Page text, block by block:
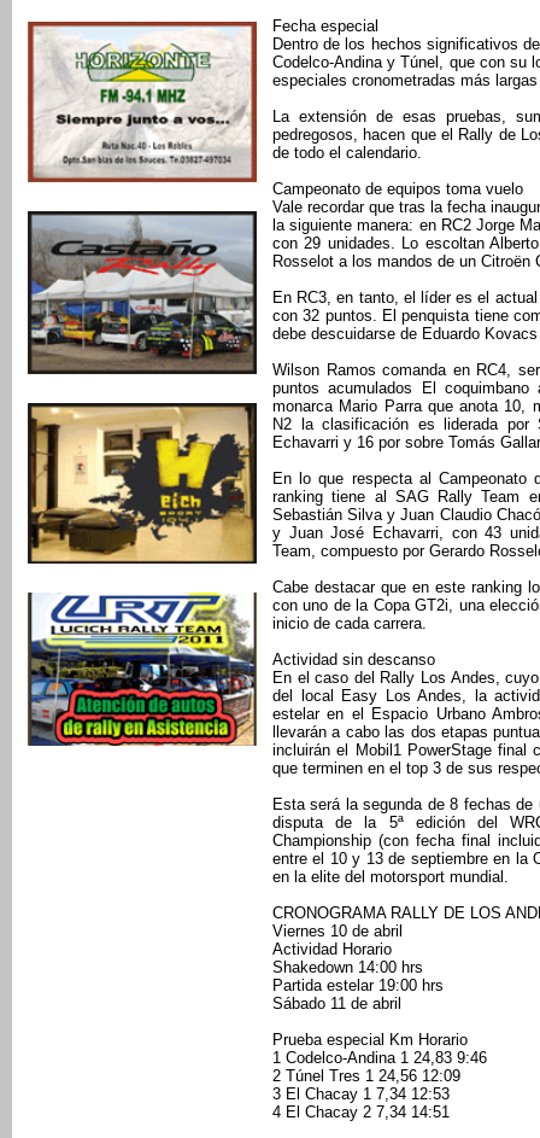
Fecha especial
Dentro de los hechos significativos
Codelco-Andina y Túnel, que con su
especiales cronometradas más
La extensión de esas pruebas,
pedregosos, hacen que el Rally de
de todo el calendario.
Campeonato de equipos toma vuelo
Vale recordar que tras la fecha
la siguiente manera: en RC2 Jorge
con 29 unidades. Lo escoltan
Rosselot a los mandos de un Citroën
En RC3, en tanto, el líder es el
con 32 puntos. El penquista tiene
debe descuidarse de Eduardo
Wilson Ramos comanda en RC4,
puntos acumulados El
monarca Mario Parra que anota 10,
N2 la clasificación es liderada
Echavarri y 16 por sobre Tomás
En lo que respecta al Campeonato
ranking tiene al SAG Rally Team
Sebastián Silva y Juan Claudio
y Juan José Echavarri, con 43
Team, compuesto por Gerardo
Cabe destacar que en este ranking
con uno de la Copa GT2i, una
inicio de cada carrera.
Actividad sin descanso
En el caso del Rally Los Andes,
del local Easy Los Andes, la
estelar en el Espacio Urbano
llevarán a cabo las dos etapas
incluirán el Mobil1 PowerStage final
que terminen en el top 3 de sus
Esta será la segunda de 8 fechas
disputa de la 5ª edición del
Championship (con fecha final
entre el 10 y 13 de septiembre en la
en la elite del motorsport mundial.
CRONOGRAMA RALLY DE LOS
Viernes 10 de abril
Actividad Horario
Shakedown 14:00 hrs
Partida estelar 19:00 hrs
Sábado 11 de abril
Prueba especial Km Horario
1 Codelco-Andina 1 24,83 9:46
2 Túnel Tres 1 24,56 12:09
3 El Chacay 1 7,34 12:53
4 El Chacay 2 7,34 14:51